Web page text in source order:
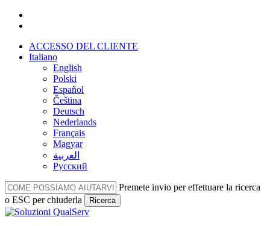
principaleACCESSO DEL CLIENTE
Italiano
English
Polski
Español
Čeština
Deutsch
Nederlands
Français
Magyar
العربية‏
Русский
Premete invio per effettuare la ricerca
o ESC per chiuderla
Ricerca
Chiudi